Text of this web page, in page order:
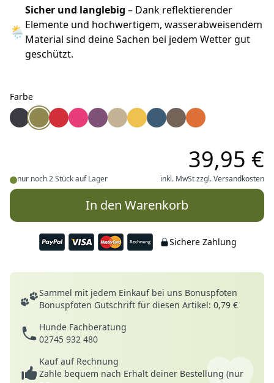
🌦
Sicher und langlebig – Dank reflektierender
Elemente und hochwertigem, wasserabweisendem
Material sind deine Sachen bei jedem Wetter gut
geschützt.
Farbe
Farbe
Dog Copenhagen Go Explore™ Hüfttasche schwarz
Dog Copenhagen Go Explore™ Hüfttasche Hunting
Dog Copenhagen Go Explore™ Hüfttasche
Dog Copenhagen Go Explore™ Hüfttasche
Dog Copenhagen Go Explore™
Dog Copenhagen Go Explore™
Dog Copenhagen Go Explore™
Dog Copenhagen Go
Dog Copenhagen Go
Dog Copenhagen
nur noch 2 Stück auf Lager
39,95 €
inkl. MwSt zzgl.Versandkosten
In den Warenkorb
Sichere Zahlung
Deine Vorteile
Sammel mit jedem Einkauf bei uns Bonuspfoten
Bonuspfoten Gutschrift für diesen Artikel: 0,79 €
Hunde Fachberatung
02745 932 480
Kauf auf Rechnung
Zahle bequem nach Erhalt deiner Bestellung (nur